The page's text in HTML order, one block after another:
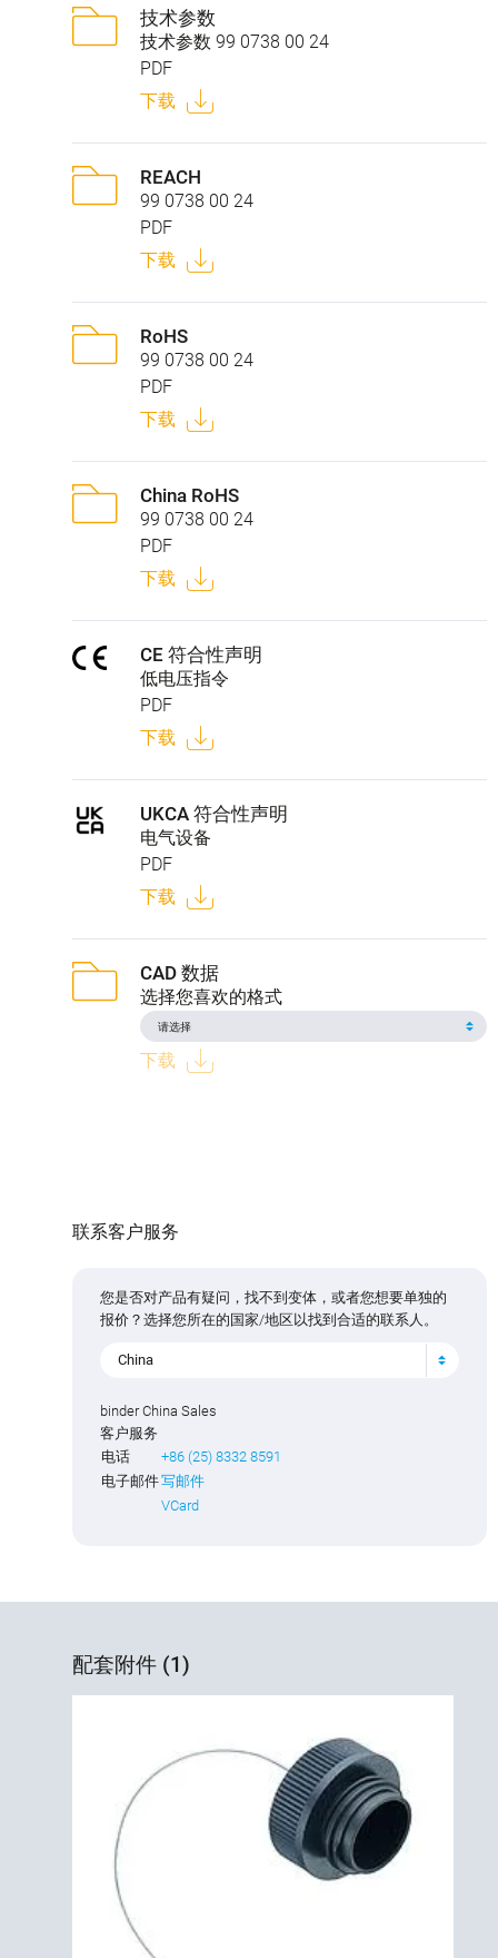
技术参数
技术参数 99 0738 00 24
PDF
下载
REACH
99 0738 00 24
PDF
下载
RoHS
99 0738 00 24
PDF
下载
China RoHS
99 0738 00 24
PDF
下载
CE 符合性声明
低电压指令
PDF
下载
UKCA 符合性声明
电气设备
PDF
下载
CAD 数据
选择您喜欢的格式
下载
联系客户服务
您是否对产品有疑问，找不到变体，或者您想要单独的
报价？选择您所在的国家/地区以找到合适的联系人。
China
binder China Sales
客户服务
电话
+86 (25) 8332 8591
电子邮件写邮件
VCard
配套附件 (1)